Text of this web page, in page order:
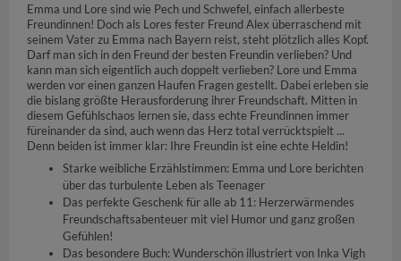
Emma und Lore sind wie Pech und Schwefel, einfach allerbeste
Freundinnen! Doch als Lores fester Freund Alex überraschend mit
seinem Vater zu Emma nach Bayern reist, steht plötzlich alles Kopf.
Darf man sich in den Freund der besten Freundin verlieben? Und
kann man sich eigentlich auch doppelt verlieben? Lore und Emma
werden vor einen ganzen Haufen Fragen gestellt. Dabei erleben sie
die bislang größte Herausforderung ihrer Freundschaft. Mitten in
diesem Gefühlschaos lernen sie, dass echte Freundinnen immer
füreinander da sind, auch wenn das Herz total verrücktspielt ...
Denn beiden ist immer klar: Ihre Freundin ist eine echte Heldin!
Starke weibliche Erzählstimmen: Emma und Lore berichten
über das turbulente Leben als Teenager
Das perfekte Geschenk für alle ab 11: Herzerwärmendes
Freundschaftsabenteuer mit viel Humor und ganz großen
Gefühlen!
Das besondere Buch: Wunderschön illustriert von Inka Vigh